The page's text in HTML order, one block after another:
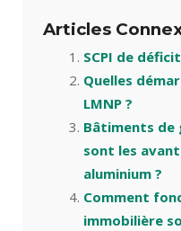
Articles
SCPI de
Quelles
LMNP ?
Bâtiments de
sont les
aluminium ?
Comment
immobilière